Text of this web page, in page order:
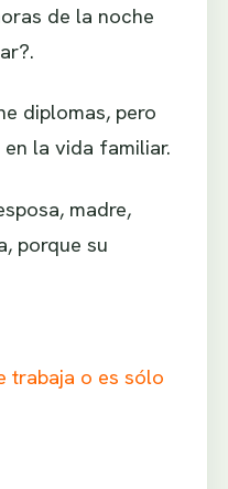
de la noche
diplomas, pero
la vida familiar.
madre,
porque su
trabaja o es sólo